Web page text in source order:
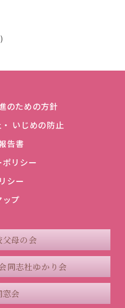
のための方針
いじめの防止
告書
リシー
シー
ップ
父母の会
同志社ゆかり会
窓会